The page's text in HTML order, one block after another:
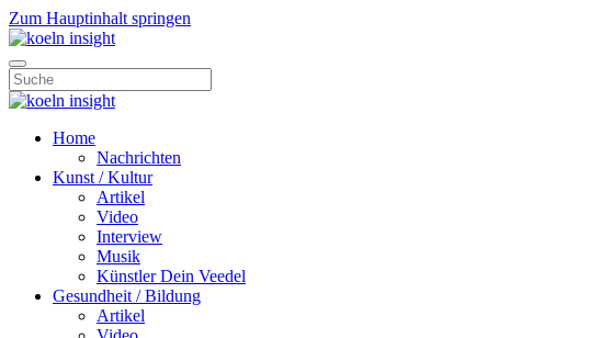
Zum Hauptinhalt springen
Home
Nachrichten
Kunst / Kultur
Artikel
Video
Interview
Musik
Künstler Dein Veedel
Gesundheit / Bildung
Artikel